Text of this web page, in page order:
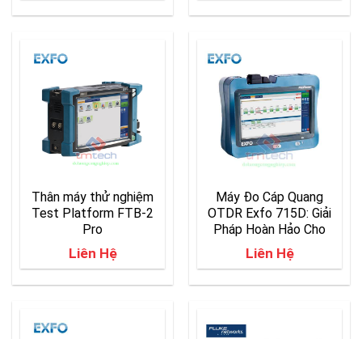
Thân máy thử nghiệm
Test Platform FTB-2
Pro
Liên Hệ
Máy Đo Cáp Quang
OTDR Exfo 715D: Giải
Pháp Hoàn Hảo Cho
Kiểm Tra Mạng Cáp
Quang Last-mile
Liên Hệ